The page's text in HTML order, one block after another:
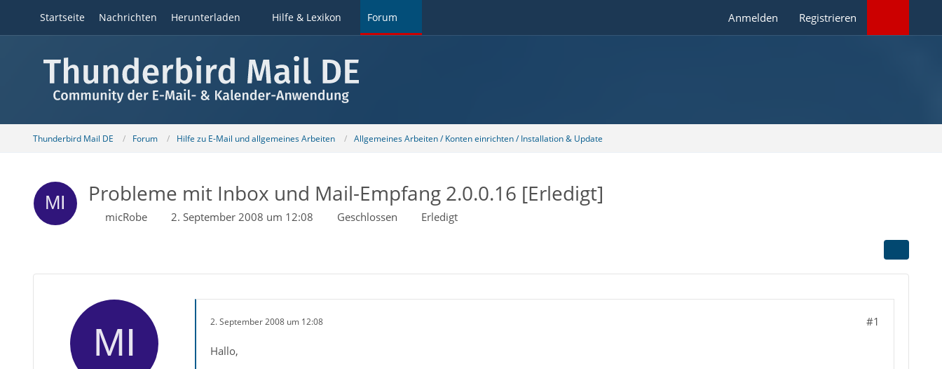
Startseite Nachrichten Herunterladen Hilfe & Lexikon Forum Anmelden Registrieren
Thunderbird Mail DE Forum Hilfe zu E-Mail und allgemeines Arbeiten Allgemeines Arbeiten / Konten einrichten / Installation & Update
Probleme mit Inbox und Mail-Empfang 2.0.0.16 [Erledigt]
micRobe 2. September 2008 um 12:08 Geschlossen Erledigt
2. September 2008 um 12:08 #1
Hallo,